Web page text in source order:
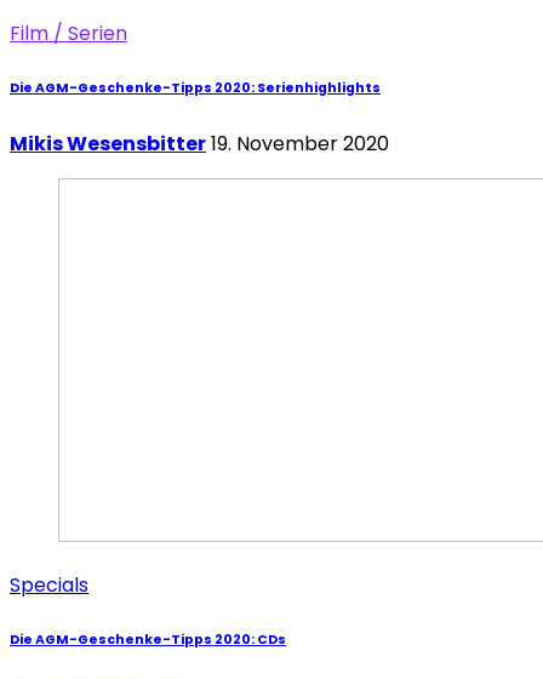
Film / Serien
Die AGM-Geschenke-Tipps 2020: Serienhighlights
Mikis Wesensbitter19. November 2020
Specials
Die AGM-Geschenke-Tipps 2020: CDs